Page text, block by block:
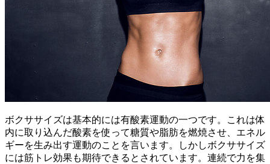
ボクササイズは基本的には有酸素運動の一つです。これは体
内に取り込んだ酸素を使って糖質や脂肪を燃焼させ、エネル
ギーを生み出す運動のことを言います。しかしボクササイズ
には筋トレ効果も期待できるとされています。連続で力を集